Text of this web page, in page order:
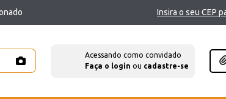
Insira o seu CEP
Acessando como convidado
Faça o login ou cadastre-se